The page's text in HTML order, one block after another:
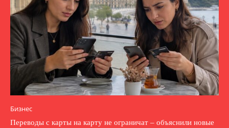
Бизнес
Переводы с карты на карту не ограничат – объяснили новые